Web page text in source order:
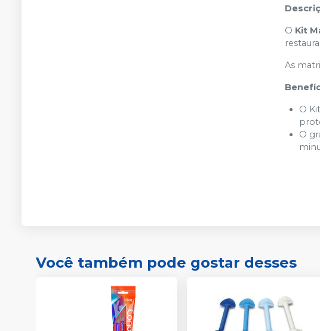
O Kit
As
O
O
Você também pode gostar desses